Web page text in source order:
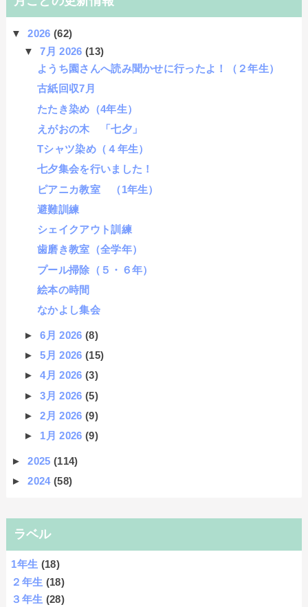
▼2026(62)
▼7月 2026 (13)
ようち園さんへ読み聞かせに行ったよ！（２年生）
古紙回収7月
たたき染め（4年生）
えがおの木 「七夕」
Tシャツ染め（４年生）
七夕集会を行いました！
ピアニカ教室 （1年生）
避難訓練
シェイクアウト訓練
歯磨き教室（全学年）
プール掃除（５・６年）
絵本の時間
なかよし集会
►6月 2026 (8)
►5月 2026 (15)
►4月 2026 (3)
►3月 2026 (5)
►2月 2026 (9)
► 1月 2026 (9)
►2025(114)
►2024(58)
ラベル
1年生 (18)
２年生 (18)
３年生 (28)